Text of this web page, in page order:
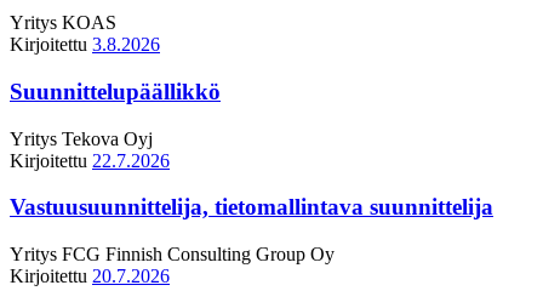
Yritys KOAS
Kirjoitettu 3.8.2026
Suunnittelupäällikkö
Yritys Tekova Oyj
Kirjoitettu 22.7.2026
Vastuusuunnittelija, tietomallintava suunnittelija
Yritys FCG Finnish Consulting Group Oy
Kirjoitettu 20.7.2026